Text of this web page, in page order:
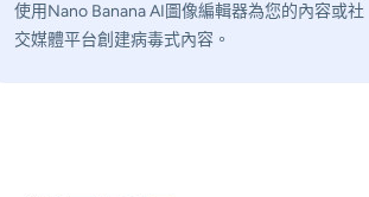
使用Nano Banana AI圖像編輯器為您的內容或社
交媒體平台創建病毒式內容。